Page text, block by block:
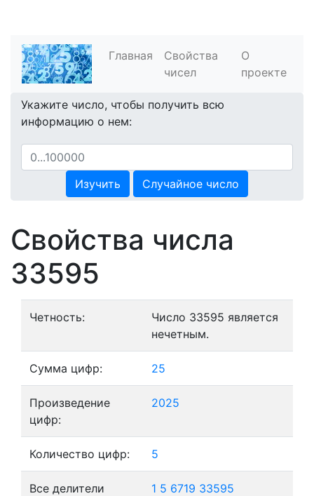
Главная
Свойства
чисел
О
проекте
Укажите число, чтобы получить всю
информацию о нем:
Изучить Случайное число
Свойства числа
33595
Четность:
Число 33595 является
нечетным.
Сумма цифр: 25
Произведение
цифр:
2025
Количество цифр: 5
Все делители
1 5 6719 33595